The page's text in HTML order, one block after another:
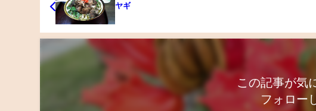
ヤギ
この記事が気
フォロー